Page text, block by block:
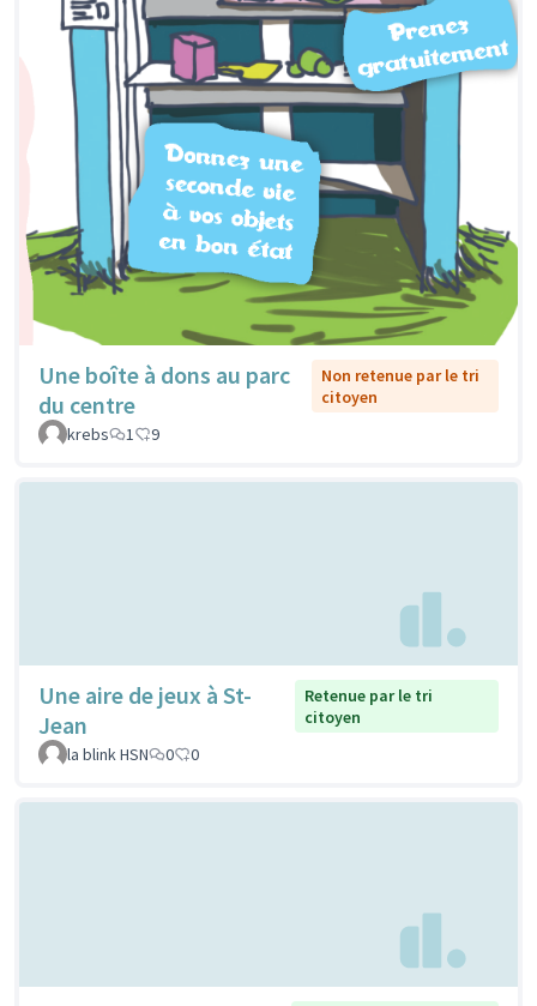
Une boîte à dons au parc
du centre
Non retenue par le tri
citoyen
krebs
1 9
Une aire de jeux à St-
Jean
Retenue par le tri
citoyen
la blink HSN
0 0